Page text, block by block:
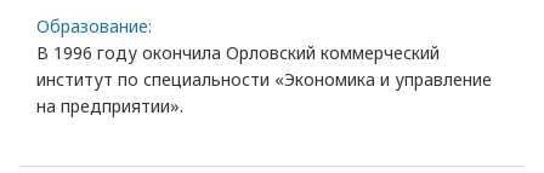
Образование:
В 1996 году окончила Орловский коммерческий
институт по специальности «Экономика и управление
на предприятии».